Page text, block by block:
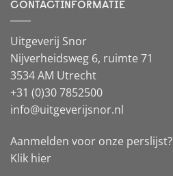
CONTACTINFORMATIE
Uitgeverij Snor
Nijverheidsweg 6, ruimte 71
3534 AM Utrecht
+31 (0)30 7852500
info@uitgeverijsnor.nl
Aanmelden voor onze perslijst?
Klik hier